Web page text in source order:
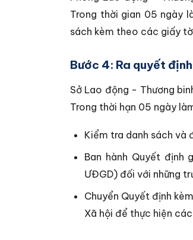
Trong thời gian 05 ngày
sách kèm theo các giấy
Bước 4: Ra quyết
Sở Lao động - Thương
Trong thời hạn 05 ngày
Kiểm tra danh sách và
Ban hành Quyết
ƯĐGD) đối với những
Chuyển Quyết định
Xã hội để thực hiện